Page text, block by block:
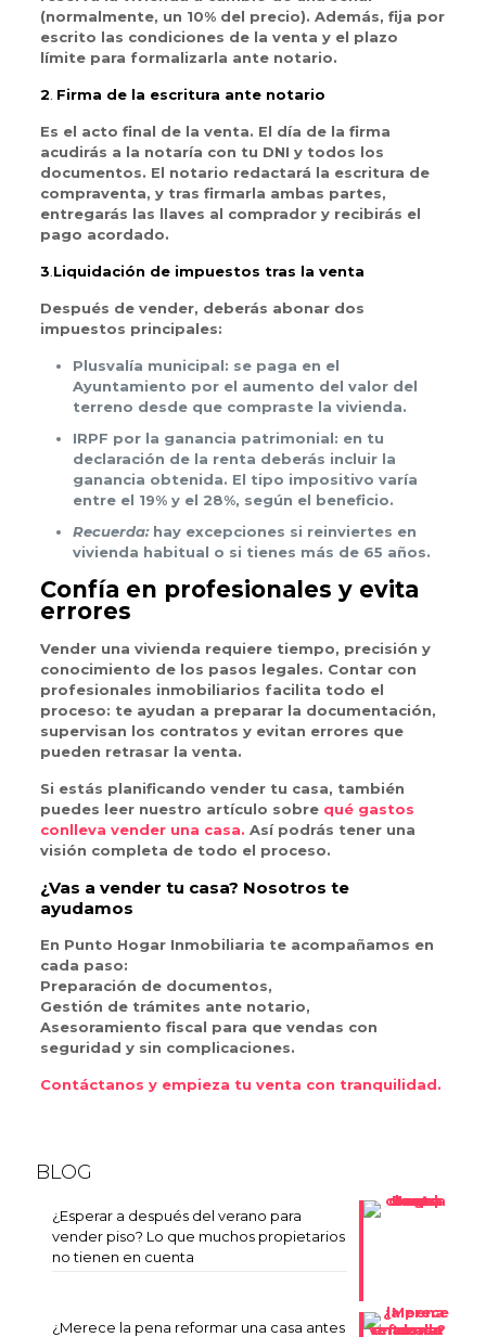
(normalmente, un 10% del precio). Además, fija por
escrito las condiciones de la venta y el plazo
límite para formalizarla ante notario.
2 Firma de la escritura ante notario
Es el acto final de la venta. El día de la firma
acudirás a la notaría con tu DNI y todos los
documentos. El notario redactará la escritura de
compraventa, y tras firmarla ambas partes,
entregarás las llaves al comprador y recibirás el
pago acordado.
3 Liquidación de impuestos tras la venta
Después de vender, deberás abonar dos
impuestos principales:
Plusvalía municipal: se paga en el
Ayuntamiento por el aumento del valor del
terreno desde que compraste la vivienda.
IRPF por la ganancia patrimonial: en tu
declaración de la renta deberás incluir la
ganancia obtenida. El tipo impositivo varía
entre el 19% y el 28%, según el beneficio.
Recuerda:hay excepciones si reinviertes en
vivienda habitual o si tienes más de 65 años.
Confía en profesionales y evita
errores
Vender una vivienda requiere tiempo, precisión y
conocimiento de los pasos legales. Contar con
profesionales inmobiliarios facilita todo el
proceso: te ayudan a preparar la documentación,
supervisan los contratos y evitan errores que
pueden retrasar la venta.
Si estás planificando vender tu casa, también
puedes leer nuestro artículo sobre qué gastos
conlleva vender una casa. Así podrás tener una
visión completa de todo el proceso.
¿Vas a vender tu casa? Nosotros te
ayudamos
En Punto Hogar Inmobiliaria te acompañamos en
cada paso:
Preparación de documentos,
Gestión de trámites ante notario,
Asesoramiento fiscal para que vendas con
seguridad y sin complicaciones.
Contáctanos y empieza tu venta con tranquilidad.
BLOG
¿Esperar a después del verano para
vender piso? Lo que muchos propietarios
no tienen en cuenta
¿Merece la pena reformar una casa antes